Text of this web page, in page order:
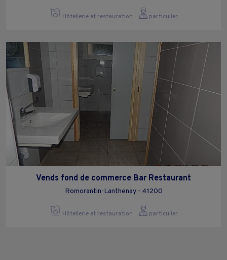
Hôtellerie et restauration particulier
Vends fond de commerce Bar Restaurant
Romorantin-Lanthenay - 41200
Hôtellerie et restauration particulier